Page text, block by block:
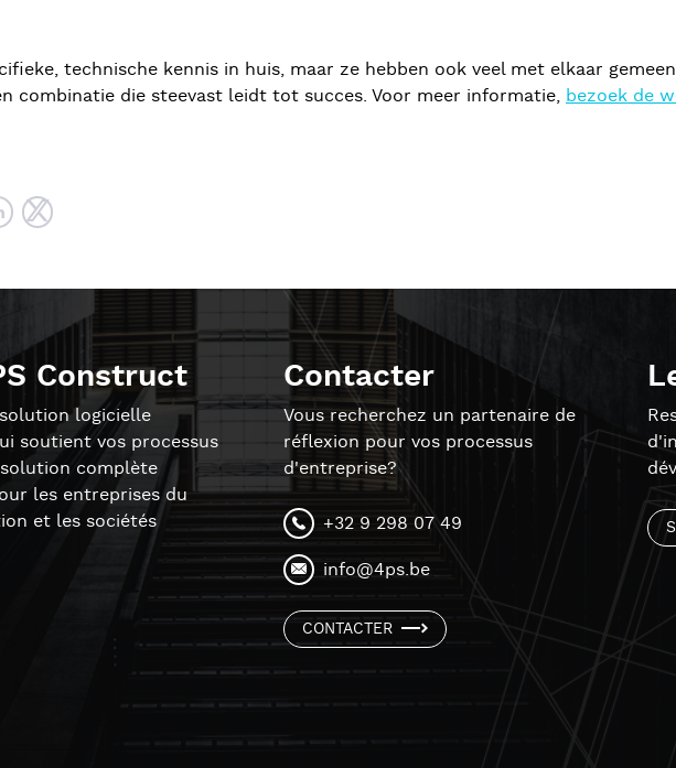
technische kennis in huis, maar ze hebben ook veel met elkaar
combinatie die steevast leidt tot succes. Voor meer informatie, bezoek de
Construct
logicielle
soutient vos processus
complète
les entreprises du
et les sociétés
Contacter
Vous recherchez un partenaire de
réflexion pour vos processus
d'entreprise?
+32 9 298 07 49
info@4ps.be
CONTACTER